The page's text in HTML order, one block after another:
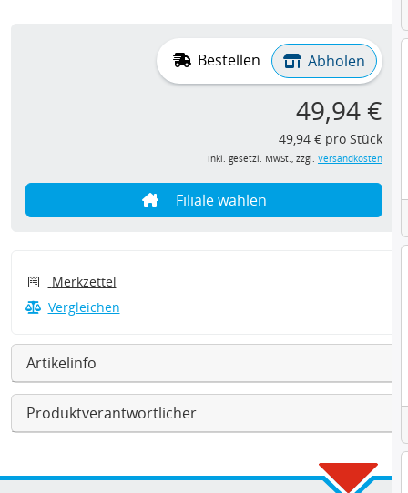
Bestellen Abholen
49,94 €
49,94 € pro Stück
inkl. gesetzl. MwSt., zzgl. Versandkosten
Filiale wählen
Merkzettel
Vergleichen
Artikelinfo
Produktverantwortlicher